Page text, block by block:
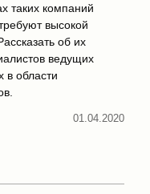
таких компаний
высокой
об их
ведущих
в области
01.04.2020